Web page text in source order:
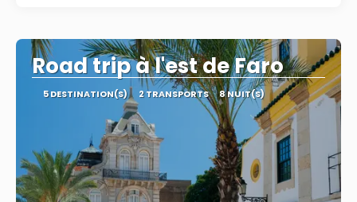
Road trip à l'est de Faro
5 DESTINATION(S) 2 TRANSPORTS 8 NUIT(S)